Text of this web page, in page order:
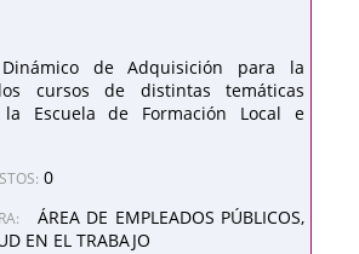
de Adquisición para la
cursos de distintas temáticas
Escuela de Formación Local e
0
ÁREA DE EMPLEADOS PÚBLICOS,
EN EL TRABAJO